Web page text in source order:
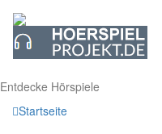
Entdecke Hörspiele
Startseite